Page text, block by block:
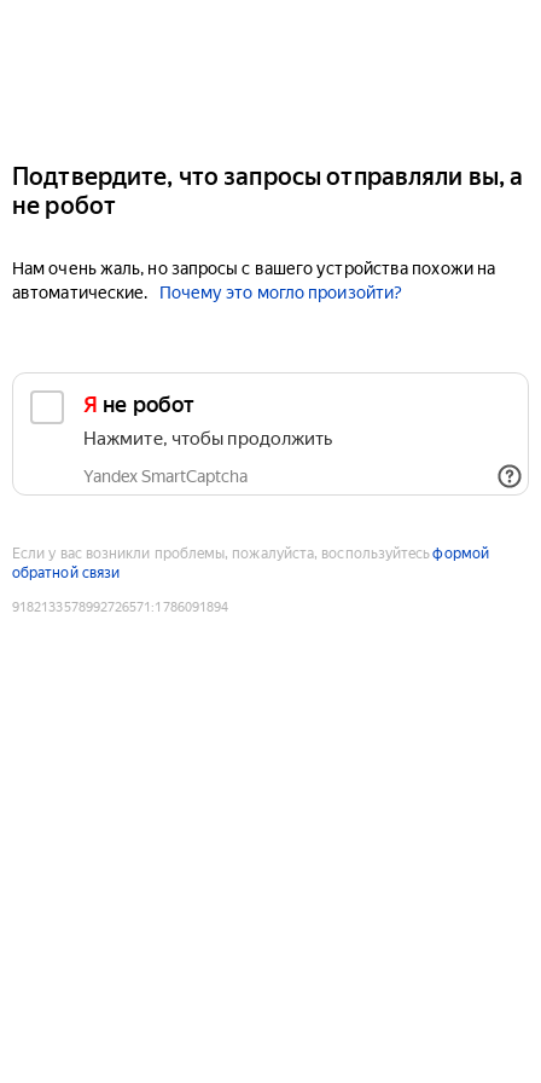
Подтвердите, что запросы отправляли вы, а
не робот
Нам очень жаль, но запросы с вашего устройства похожи на
автоматические.
Почему это могло произойти?
Я не робот
Нажмите, чтобы продолжить
Yandex SmartCaptcha
Если у вас возникли проблемы, пожалуйста, воспользуйтесьформой
обратной связи
9182133578992726571 :1786091894